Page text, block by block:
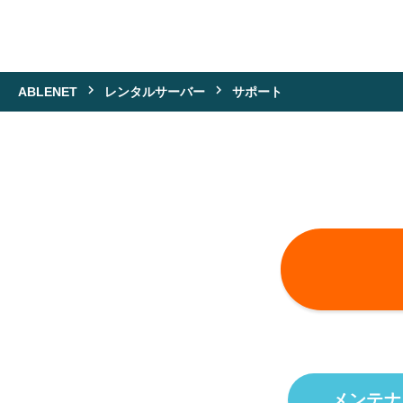
ABLENET レンタルサーバー サポート